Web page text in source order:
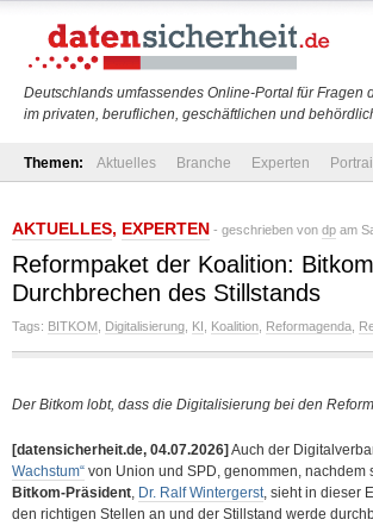
Deutschlands umfassendes Online-Portal für Fragen
im privaten, beruflichen, geschäftlichen und
Themen: Aktuelles Branche Experten
AKTUELLES, EXPERTEN - geschrieben von dp am
Reformpaket der Koalition:
Durchbrechen des Stillstands
Tags: BITKOM Digitalisierung KI Koalition Reformagenda
Der Bitkom lobt, dass die Digitalisierung bei den
[datensicherheit.de, 04.07.2026] Auch der
Wachstum“ von Union und SPD, genommen, nachdem
Bitkom-Präsident, Dr. Ralf Wintergerst, sieht in dieser
den richtigen Stellen an und der Stillstand werde